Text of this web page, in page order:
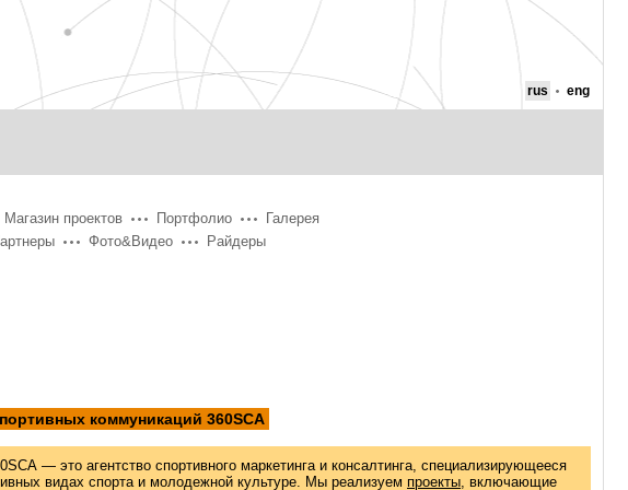
rus eng
Магазин проектов Портфолио
Галерея
Фото&Видео
Райдеры
коммуникаций 360SCA
— это агентство спортивного маркетинга и консалтинга, специализирующееся
видах спорта и молодежной культуре. Мы реализуем проекты , включающие